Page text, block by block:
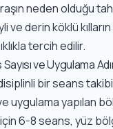
neden olduğu
ve derin köklü
tercih edilir.
ve Uygulama
bir seans
uygulama yapılan
6-8 seans, yüz